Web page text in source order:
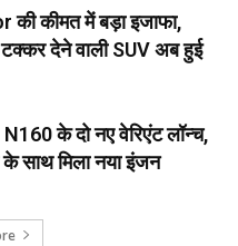
कीमत में बड़ा इजाफा,
देने वाली SUV अब हुई
के दो नए वेरिएंट लॉन्च,
साथ मिला नया इंजन